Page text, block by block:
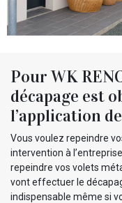
Pour WK
décapage est
l’application
Vous voulez repeindre
intervention à
repeindre vos volets
vont effectuer le
indispensable même si